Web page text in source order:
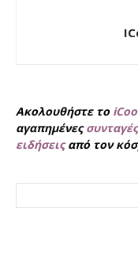
Ακολουθήστε το
αγαπημένες
ειδήσειςαπό τον